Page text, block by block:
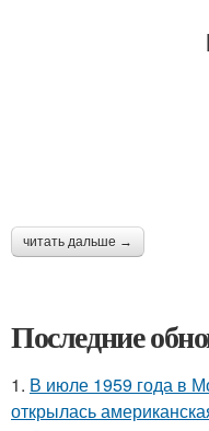
читать дальше →
Последние
1. В июле 1959 года в
открылась